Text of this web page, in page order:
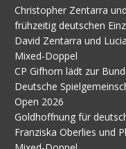
Christopher Zentarra
frühzeitig deutschen
David Zentarra und
Mixed-Doppel
CP Gifhorn lädt zur
Deutsche
Open 2026
Goldhoffnung für
Franziska Oberlies und